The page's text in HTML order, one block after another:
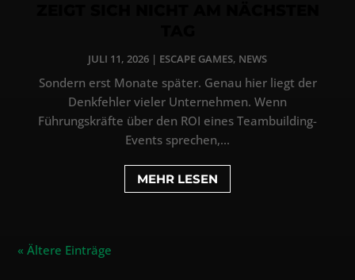
JULI 11, 2026 | ESCAPE GAMES, NEWS
Sondern erst Monate später. Genau hier liegt der
Denkfehler vieler Unternehmen. Wenn
Führungskräfte über den ROI eines Teambuilding-
Events sprechen,...
MEHR LESEN
« Ältere Einträge